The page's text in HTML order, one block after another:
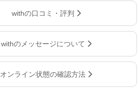
withの口コミ・評判
withのメッセージについて
オンライン状態の確認方法